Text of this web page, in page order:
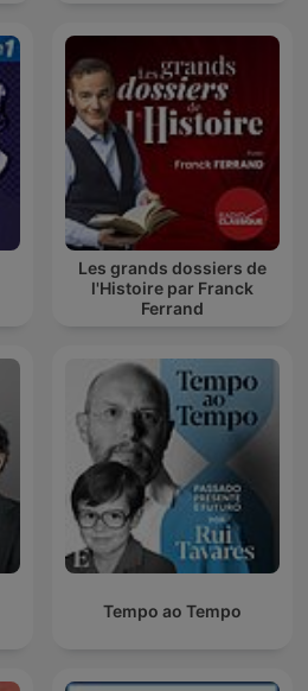
Les grands dossiers de
l'Histoire par Franck
Ferrand
Tempo ao Tempo